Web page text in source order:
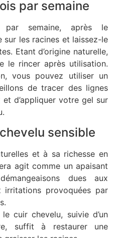
par semaine
par semaine, après le
sur les racines et laissez-le
Etant d’origine naturelle,
le rincer après utilisation.
vous pouvez utiliser un
de tracer des lignes
d’appliquer votre gel sur
sensible
et à sa richesse en
agit comme un apaisant
dues aux
irritations provoquées par
cuir chevelu, suivie d’un
suffit à restaurer une